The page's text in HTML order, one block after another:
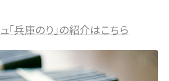
「兵庫のり」の紹介はこちら